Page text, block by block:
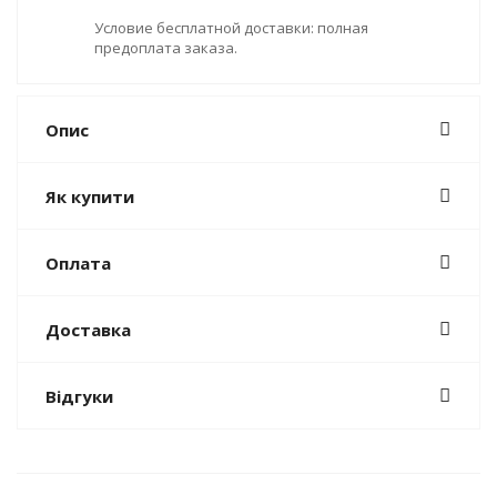
Условие бесплатной доставки: полная
предоплата заказа.
Опис
Як купити
Оплата
Доставка
Відгуки